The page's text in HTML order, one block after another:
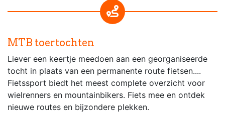
MTB toertochten
Liever een keertje meedoen aan een georganiseerde
tocht in plaats van een permanente route fietsen....
Fietssport biedt het meest complete overzicht voor
wielrenners en mountainbikers. Fiets mee en ontdek
nieuwe routes en bijzondere plekken.